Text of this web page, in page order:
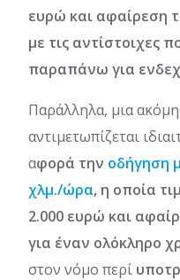
ευρώ και αφαίρεση
με τις αντίστοιχες
παραπάνω για
Παράλληλα, μια
αντιμετωπίζεται
αφορά την οδήγηση
χλμ./ώρα, η οποία
2.000 ευρώ και
για έναν ολόκληρο
στον νόμο περί